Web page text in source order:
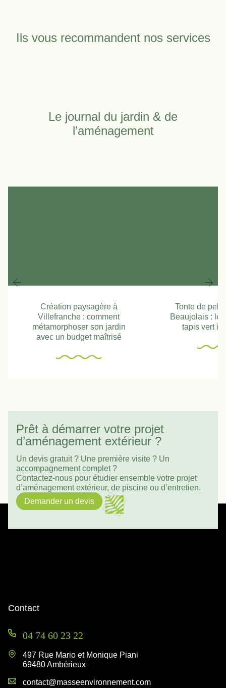
Ils vous recommandent nos services
Le journal du jardin & de
l’aménagement
Création paysagère à
Villefranche : comment
métamorphoser son jardin
avec un budget maîtrisé
Tonte de
Beaujolais : les
tapis vert
Prêt à démarrer votre projet
d’aménagement extérieur ?
Un devis gratuit ? Une première visite ? Un
accompagnement complet ?
Contactez-nous pour étudier ensemble votre projet
d’aménagement extérieur, de piscine ou d’entretien.
Demander un devis
Contact
04 74 60 23 22
497 Rue Mario et Monique Piani
69480 Ambérieux
contact@masseenvironnement.com